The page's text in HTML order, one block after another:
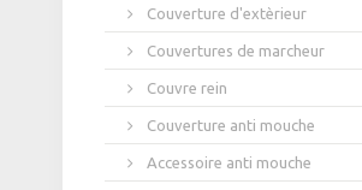
Couverture d'extèrieur
Couvertures de marcheur
Couvre rein
Couverture anti mouche
Accessoire anti mouche